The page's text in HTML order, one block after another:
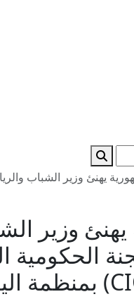
يهنئ وزير الشباب
وزير
الحكومية